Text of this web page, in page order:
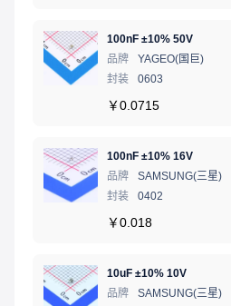
100nF ±10% 50V
品牌
YAGEO(国巨)
封装
0603
￥0.0715
100nF ±10% 16V
品牌
SAMSUNG(三星)
封装
0402
￥0.018
10uF ±10% 10V
品牌
SAMSUNG(三星)